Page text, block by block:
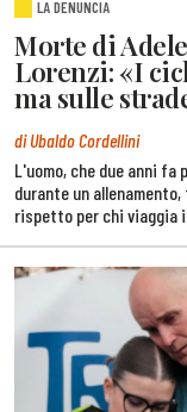
LA DENUNCIA
Morte di
Lorenzi: «I
ma sulle
di Ubaldo Cordellini
L'uomo, che due anni
durante un
rispetto per chi viaggia